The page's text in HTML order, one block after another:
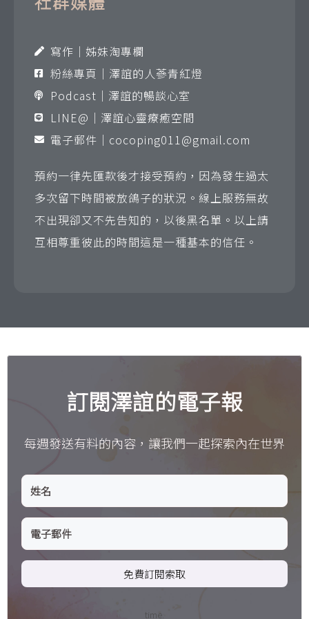
寫作｜姊妹淘專欄
粉絲專頁｜澤誼的人蔘青紅燈
Podcast｜澤誼的暢談心室
LINE@｜澤誼心靈療癒空間
電子郵件｜ cocoping011@gmail.com
預約一律先匯款後才接受預約，因為發生過太
多次留下時間被放鴿子的狀況。線上服務無故
不出現卻又不先告知的，以後黑名單。以上請
互相尊重彼此的時間這是一種基本的信任。
訂閱澤誼的電子報
每週發送有料的內容，讓我們一起探索內在世界
免費訂閱索取
time.